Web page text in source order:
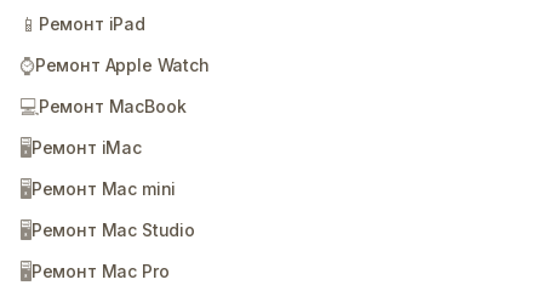
📱 Ремонт iPad
⌚Ремонт Apple Watch
💻Ремонт MacBook
🖥️Ремонт iMac
🖥️Ремонт Mac mini
🖥️Ремонт Mac Studio
🖥️Ремонт Mac Pro